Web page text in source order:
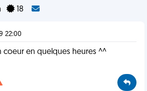
18
22:00
coeur en quelques heures ^^